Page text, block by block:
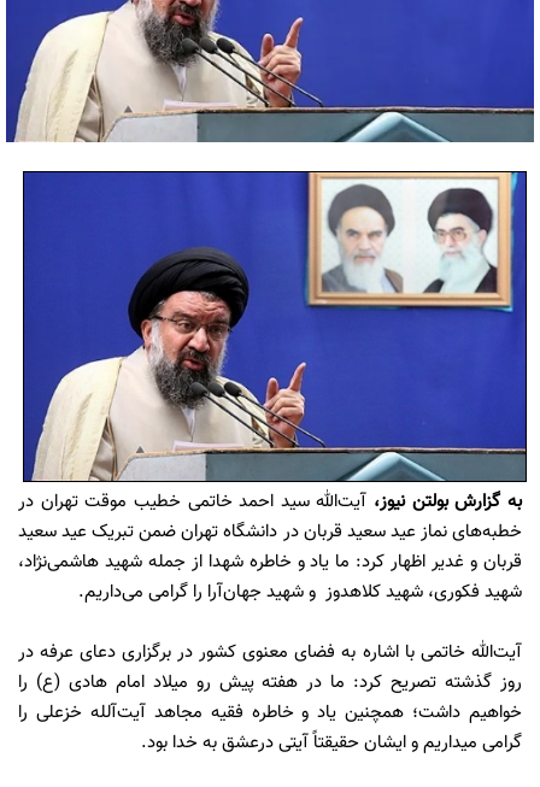
به گزارشبولتن نیوز، آیت‌الله سید احمد خاتمی خطیب موقت تهران در
خطبه‌های نماز عید سعید قربان در دانشگاه تهران ضمن تبریک عید سعید
قربان و غدیر اظهار کرد: ما یاد و خاطره شهدا از جمله شهید هاشمی‌نژاد،‌
شهید فکوری،‌ شهید کلاهدوز و شهید جهان‌آرا را گرامی می‌داریم.
آیت‌الله خاتمی با اشاره به فضای معنوی کشور در برگزاری دعای عرفه در
روز گذشته تصریح کرد: ما در هفته پیش رو میلاد امام هادی (ع) را
خواهیم داشت؛‌ همچنین یاد و خاطره فقیه مجاهد آیت‌آلله خزعلی را
گرامی‌ میداریم و ایشان حقیقتاً آیتی درعشق به خدا بود.